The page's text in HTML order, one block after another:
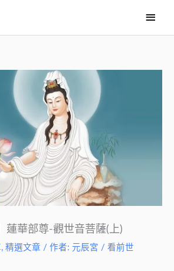
要
蓮華部尊-觀世音菩薩(上)
, 精選文章 / 作者: 元辰宮 / 看前世